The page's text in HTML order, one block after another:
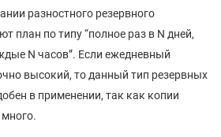
разностного резервного
план по типу “полное раз в N дней,
N часов”. Если ежедневный
высокий, то данный тип резервных
в применении, так как копии